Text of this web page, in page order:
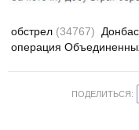
обстрел (34767)
операция
ПОДЕЛИТЬСЯ: